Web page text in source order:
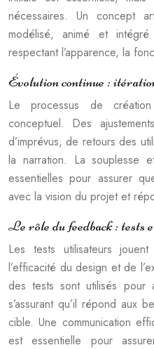
nécessaires. Un concept
modélisé, animé et
respectant l’apparence, la
Évolution continue :
Le processus de
conceptuel. Des
d’imprévus, de retours des
la narration. La souplesse
essentielles pour assurer
avec la vision du projet et
Le rôle du feedback : tests
Les tests utilisateurs
l’efficacité du design et de
des tests sont utilisés pour
s’assurant qu’il répond aux
cible. Une communication
est essentielle pour